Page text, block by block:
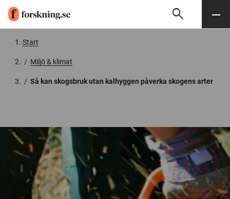
Söksearch Meny
Start
/ Miljö & klimat
/ Så kan skogsbruk utan kalhyggen påverka skogens arter